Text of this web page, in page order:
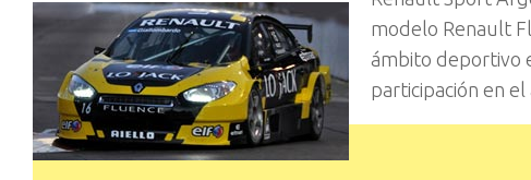
modelo Renault
ámbito deportivo
participación en